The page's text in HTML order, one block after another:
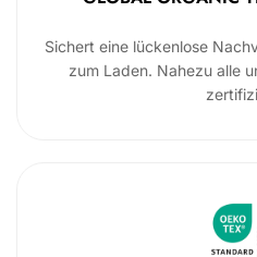
Sichert eine lückenlose
zum Laden. Nahezu alle